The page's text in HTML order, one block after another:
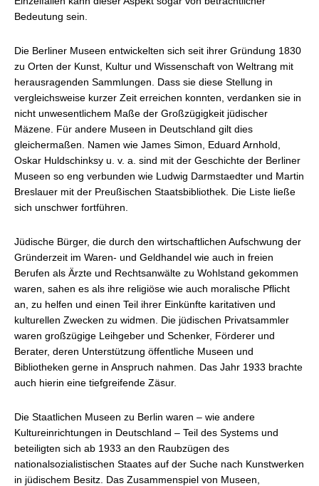
Bedeutung sein.
Die Berliner Museen entwickelten sich seit ihrer Gründung 1830
zu Orten der Kunst, Kultur und Wissenschaft von Weltrang mit
herausragenden Sammlungen. Dass sie diese Stellung in
vergleichsweise kurzer Zeit erreichen konnten, verdanken sie in
nicht unwesentlichem Maße der Großzügigkeit jüdischer
Mäzene. Für andere Museen in Deutschland gilt dies
gleichermaßen. Namen wie James Simon, Eduard Arnhold,
Oskar Huldschinksy u. v. a. sind mit der Geschichte der Berliner
Museen so eng verbunden wie Ludwig Darmstaedter und Martin
Breslauer mit der Preußischen Staatsbibliothek. Die Liste ließe
sich unschwer fortführen.
Jüdische Bürger, die durch den wirtschaftlichen Aufschwung der
Gründerzeit im Waren- und Geldhandel wie auch in freien
Berufen als Ärzte und Rechtsanwälte zu Wohlstand gekommen
waren, sahen es als ihre religiöse wie auch moralische Pflicht
an, zu helfen und einen Teil ihrer Einkünfte karitativen und
kulturellen Zwecken zu widmen. Die jüdischen Privatsammler
waren großzügige Leihgeber und Schenker, Förderer und
Berater, deren Unterstützung öffentliche Museen und
Bibliotheken gerne in Anspruch nahmen. Das Jahr 1933 brachte
auch hierin eine tiefgreifende Zäsur.
Die Staatlichen Museen zu Berlin waren – wie andere
Kultureinrichtungen in Deutschland – Teil des Systems und
beteiligten sich ab 1933 an den Raubzügen des
nationalsozialistischen Staates auf der Suche nach Kunstwerken
in jüdischem Besitz. Das Zusammenspiel von Museen,